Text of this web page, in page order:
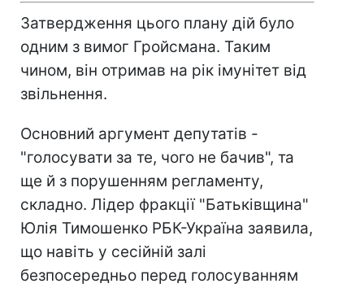
Затвердження цього плану дій було
одним з вимог Гройсмана. Таким
чином, він отримав на рік імунітет від
звільнення.
Основний аргумент депутатів -
"голосувати за те, чого не бачив", та
ще й з порушенням регламенту,
складно. Лідер фракції "Батьківщина"
Юлія Тимошенко РБК-Україна заявила,
що навіть у сесійній залі
безпосередньо перед голосуванням